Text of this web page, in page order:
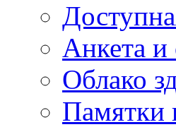
Анкета и
Облако